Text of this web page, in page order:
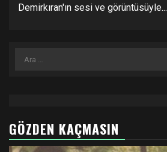
Demirkıran'ın sesi ve görüntüsüyle...
Arama:
GÖZDEN KAÇMASIN